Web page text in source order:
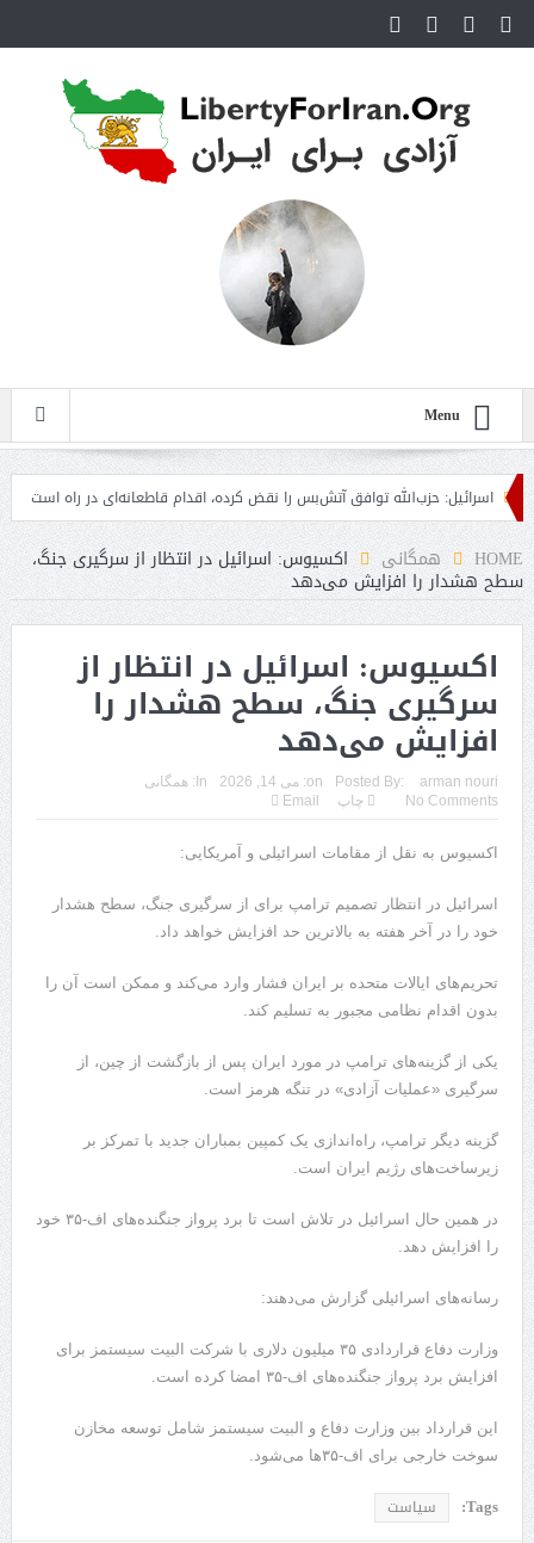
Menu
اسرائیل: حزب‌الله توافق آتش‌بس را نقض کرده، اقدام قاطعانه‌ای در راه است
HOME همگانی اکسیوس: اسرائیل در انتظار از سرگیری جنگ،
سطح هشدار را افزایش می‌دهد
اکسیوس: اسرائیل در انتظار از
سرگیری جنگ، سطح هشدار را
افزایش می‌دهد
Posted By: arman nouri
on: می 14, 2026 In: همگانی
No Comments
چاپ Email
اکسیوس به نقل از مقامات اسرائیلی و آمریکایی:
اسرائیل در انتظار تصمیم ترامپ برای از سرگیری جنگ، سطح هشدار
خود را در آخر هفته به بالاترین حد افزایش خواهد داد.
تحریم‌های ایالات متحده بر ایران فشار وارد می‌کند و ممکن است آن را
بدون اقدام نظامی مجبور به تسلیم کند.
یکی از گزینه‌های ترامپ در مورد ایران پس از بازگشت از چین، از
سرگیری «عملیات آزادی» در تنگه هرمز است.
گزینه دیگر ترامپ، راه‌اندازی یک کمپین بمباران جدید با تمرکز بر
زیرساخت‌های رژیم ایران است.
در همین حال اسرائیل در تلاش است تا برد پرواز جنگنده‌های اف-۳۵ خود
را افزایش دهد.
رسانه‌های اسرائیلی گزارش می‌دهند:
وزارت دفاع قراردادی ۳۵ میلیون دلاری با شرکت البیت سیستمز برای
افزایش برد پرواز جنگنده‌های اف-۳۵ امضا کرده است.
این قرارداد بین وزارت دفاع و البیت سیستمز شامل توسعه مخازن
سوخت خارجی برای اف-۳۵ها می‌شود.
Tags: سیاست